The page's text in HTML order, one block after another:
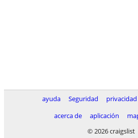
ayuda Seguridad privacidad
acerca de
aplicación
© 2026 craigslist